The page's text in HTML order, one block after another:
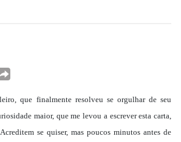
que finalmente resolveu se orgulhar de seu
maior, que me levou a escrever esta carta,
se quiser, mas poucos minutos antes de